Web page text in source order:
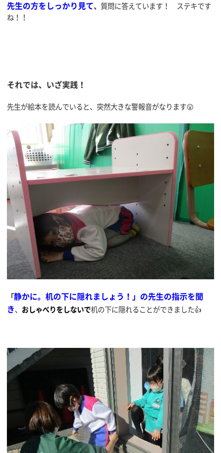
先生の方をしっかり見て、 質問に答えています！ ステキです
ね！！
それでは、いざ実践！
先生が絵本を読んでいると、突然大きな警報音がなります😮
「静かに。机の下に隠れましょう！」の先生の指示を聞
き、 おしゃべりをしないで机の下に隠れることができました👍